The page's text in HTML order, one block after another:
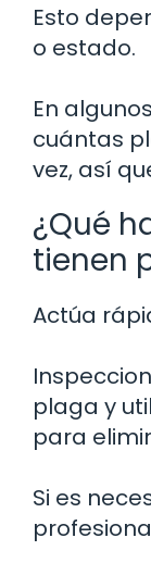
Esto
o estado.
En
cuántas
vez, así
¿Qué
tienen
Actúa
plaga y
para
Si es